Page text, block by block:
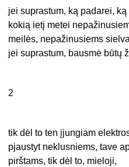
jei suprastum, ką padarei, ką
kokią ietį metei
meilės, nepažinusiems
jei suprastum, bausmė būtų
2
tik dėl to ten įjungiam
pjaustyt neklusniems, tave
pirštams, tik dėl to, mieloji,